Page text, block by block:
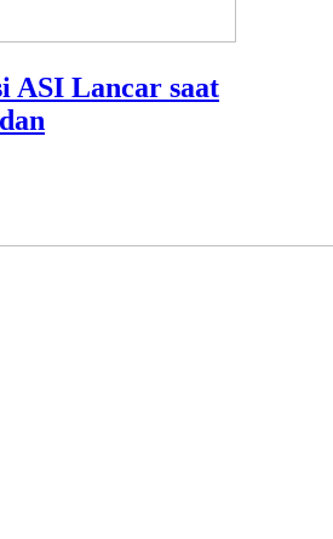
ASI Lancar saat